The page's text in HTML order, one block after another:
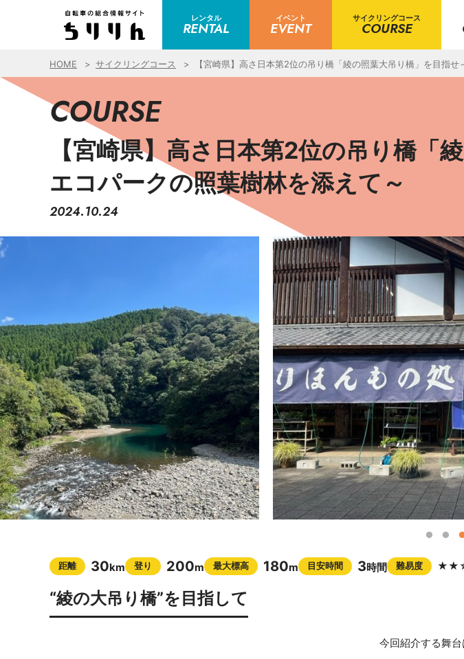
レンタル
RENTAL
イベント
EVENT
サイクリングコース
COURSE
HOME サイクリングコース 【宮崎県】高さ日本第2位の吊り橋「綾の照葉大吊り橋」を目指
COURSE
【宮崎県】高さ日本第2位の吊り橋「
エコパークの照葉樹林を添えて～
2024.10.24
距離 30km 登り 200m 最大標高 180m 目安時間 3時間 難易度
“綾の大吊り橋”を目指して
今回紹介する舞台